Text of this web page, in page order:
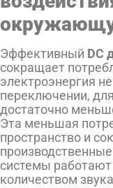
Эффективный DC
сокращает
электроэнергия
переключении,
достаточно
Эта меньшая
пространство и
системы
количеством